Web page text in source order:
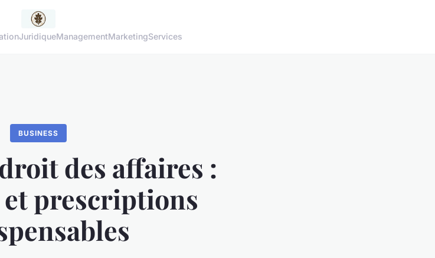
JuridiqueManagementMarketingServices
BUSINESS
des affaires :
prescriptions